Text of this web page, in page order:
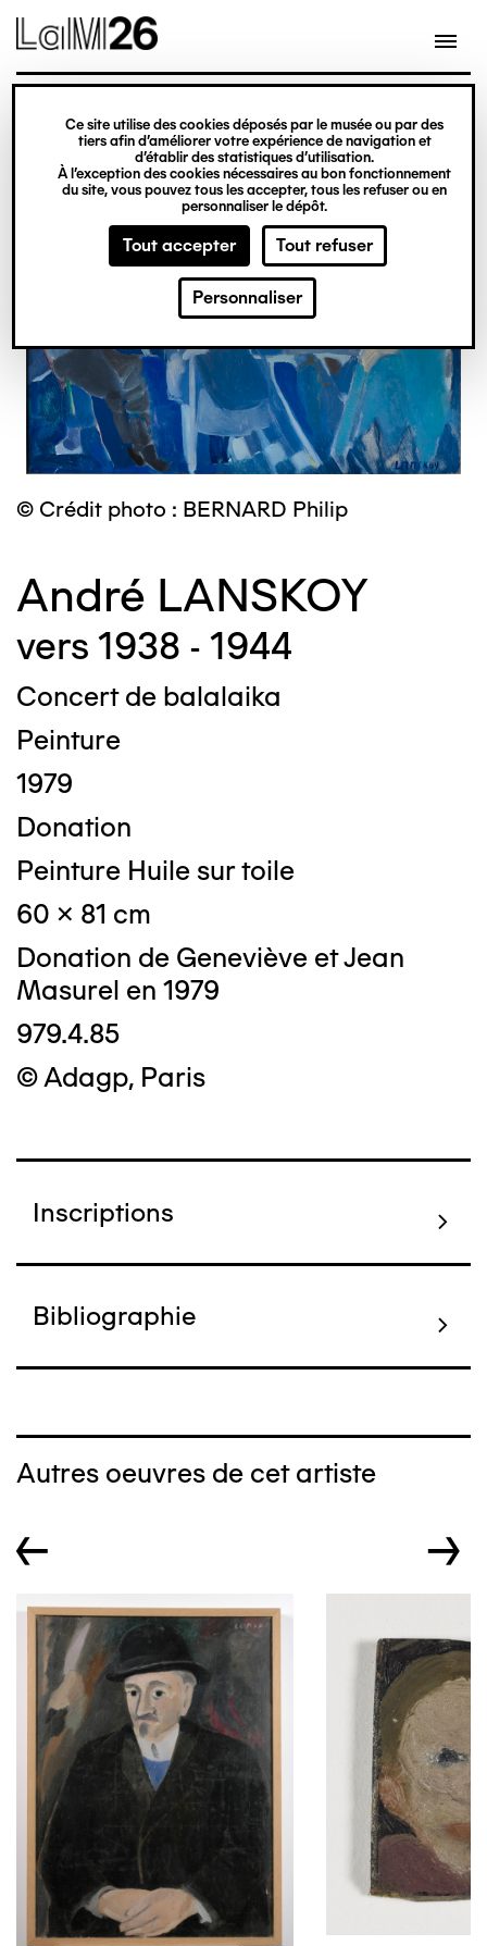
Gestion des cookies
Ce site utilise des cookies déposés par le musée ou par des
tiers afin d’améliorer votre expérience de navigation et
d’établir des statistiques d’utilisation.
À l’exception des cookies nécessaires au bon fonctionnement
du site, vous pouvez tous les accepter, tous les refuser ou en
personnaliser le dépôt.
Tout accepter Tout refuser
Personnaliser
contenu
© Crédit photo : BERNARD Philip
André LANSKOY
vers 1938 - 1944
Concert de balalaika
Peinture
1979
Donation
Peinture Huile sur toile
60 x 81 cm
Donation de Geneviève et Jean
Masurel en 1979
979.4.85
© Adagp, Paris
Inscriptions
Bibliographie
Autres oeuvres de cet artiste
← →